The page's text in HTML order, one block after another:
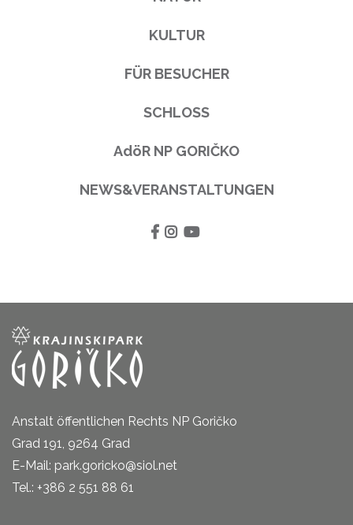
KULTUR
FÜR BESUCHER
SCHLOSS
AdöR NP GORIČKO
NEWS&VERANSTALTUNGEN
Anstalt öffentlichen Rechts NP Goričko
Grad 191, 9264 Grad
E-Mail: park.goricko@siol.net
Tel.: +386 2 551 88 61